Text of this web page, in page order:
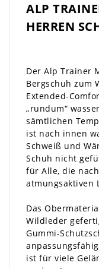
ALP
HERREN
Der Alp Trainer
Bergschuh zum
Extended-
„rundum“
sämtlichen
ist nach innen
Schweiß und
Schuh nicht
für Alle, die
atmungsaktiven
Das
Wildleder
Gummi-
ist für viele